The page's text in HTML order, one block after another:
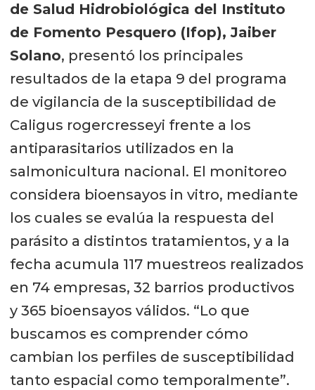
de Salud Hidrobiológica del Instituto
de Fomento Pesquero (Ifop), Jaiber
Solano, presentó los principales
resultados de la etapa 9 del programa
de vigilancia de la susceptibilidad de
Caligus rogercresseyi frente a los
antiparasitarios utilizados en la
salmonicultura nacional. El monitoreo
considera bioensayos in vitro, mediante
los cuales se evalúa la respuesta del
parásito a distintos tratamientos, y a la
fecha acumula 117 muestreos realizados
en 74 empresas, 32 barrios productivos
y 365 bioensayos válidos. “Lo que
buscamos es comprender cómo
cambian los perfiles de susceptibilidad
tanto espacial como temporalmente”.